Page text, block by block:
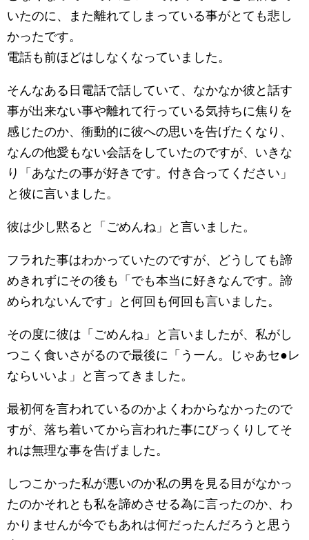
いたのに、また離れてしまっている事がとても悲し
かったです。
電話も前ほどはしなくなっていました。
そんなある日電話で話していて、なかなか彼と話す
事が出来ない事や離れて行っている気持ちに焦りを
感じたのか、衝動的に彼への思いを告げたくなり、
なんの他愛もない会話をしていたのですが、いきな
り「あなたの事が好きです。付き合ってください」
と彼に言いました。
彼は少し黙ると「ごめんね」と言いました。
フラれた事はわかっていたのですが、どうしても諦
めきれずにその後も「でも本当に好きなんです。諦
められないんです」と何回も何回も言いました。
その度に彼は「ごめんね」と言いましたが、私がし
つこく食いさがるので最後に「うーん。じゃあセ●レ
ならいいよ」と言ってきました。
最初何を言われているのかよくわからなかったので
すが、落ち着いてから言われた事にびっくりしてそ
れは無理な事を告げました。
しつこかった私が悪いのか私の男を見る目がなかっ
たのかそれとも私を諦めさせる為に言ったのか、わ
かりませんが今でもあれは何だったんだろうと思う